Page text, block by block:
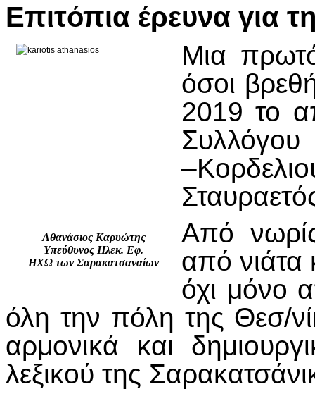
Επιτόπια έρευνα για
Αθανάσιος Καρυώτης
Υπεύθυνος Ηλεκ. Εφ.
ΗΧΩ των Σαρακατσαναίων
Μια
όσοι
2019 το
Συλλόγου
Από
από νιάτα
όχι μόνο
όλη την πόλη της Θεσ/
αρμονικά και
λεξικού της